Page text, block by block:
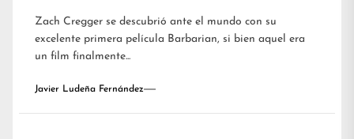
Zach Cregger se descubrió ante el mundo con su
excelente primera película Barbarian, si bien aquel era
un film finalmente...
Javier Ludeña Fernández